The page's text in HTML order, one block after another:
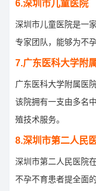
6.深圳市儿童医院
深圳市儿童医院是一
专家团队，能够为不
7.广东医科大学附
广东医科大学附属医
该院拥有一支由多名
殖技术服务。
8.深圳市第二人民
深圳市第二人民医院
不孕不育患者提全面